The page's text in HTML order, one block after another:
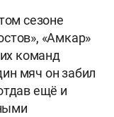
сезоне
«Амкар»
команд
мяч он забил
ещё и